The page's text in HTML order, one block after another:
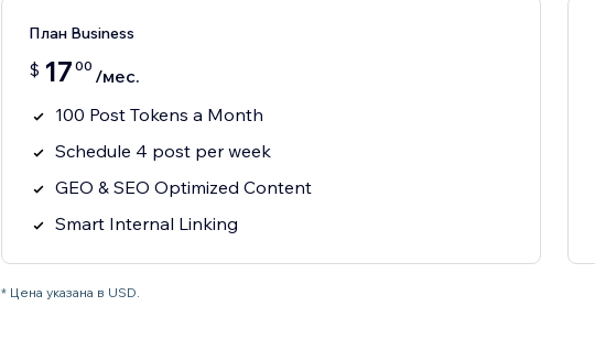
План Business
$ 17 00 /мес.
100 Post Tokens a Month
Schedule 4 post per week
GEO & SEO Optimized Content
Smart Internal Linking
* Цена указана в USD.